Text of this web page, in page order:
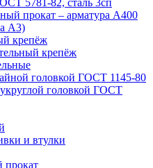
5781-82, сталь 3сп
прокат – арматура А400
А3)
крепёж
крепёж
головкой ГОСТ 1145-80
головкой ГОСТ
и втулки